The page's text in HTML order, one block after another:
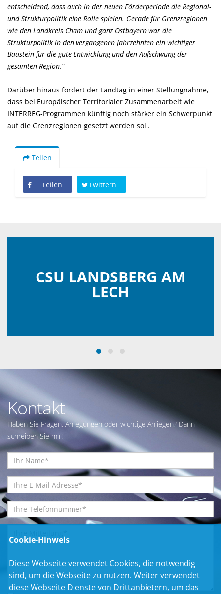
entscheidend, dass auch in der neuen Förderperiode die Regional-
und Strukturpolitik eine Rolle spielen. Gerade für Grenzregionen
wie den Landkreis Cham und ganz Ostbayern war die
Strukturpolitik in den vergangenen Jahrzehnten ein wichtiger
Baustein für die gute Entwicklung und den Aufschwung der
gesamten Region.“
Darüber hinaus fordert der Landtag in einer Stellungnahme,
dass bei Europäischer Territorialer Zusammenarbeit wie
INTERREG-Programmen künftig noch stärker ein Schwerpunkt
auf die Grenzregionen gesetzt werden soll.
Teilen
Teilen Twittern
CSU LANDSBERG AM
LECH
Kontakt
Haben Sie Fragen, Anregungen oder wichtige Anliegen? Dann
schreiben Sie mir!
Cookie-Hinweis
Diese Webseite verwendet Cookies, die notwendig
sind, um die Webseite zu nutzen. Weiter verwendet
diese Webseite Dienste von Drittanbietern, um das